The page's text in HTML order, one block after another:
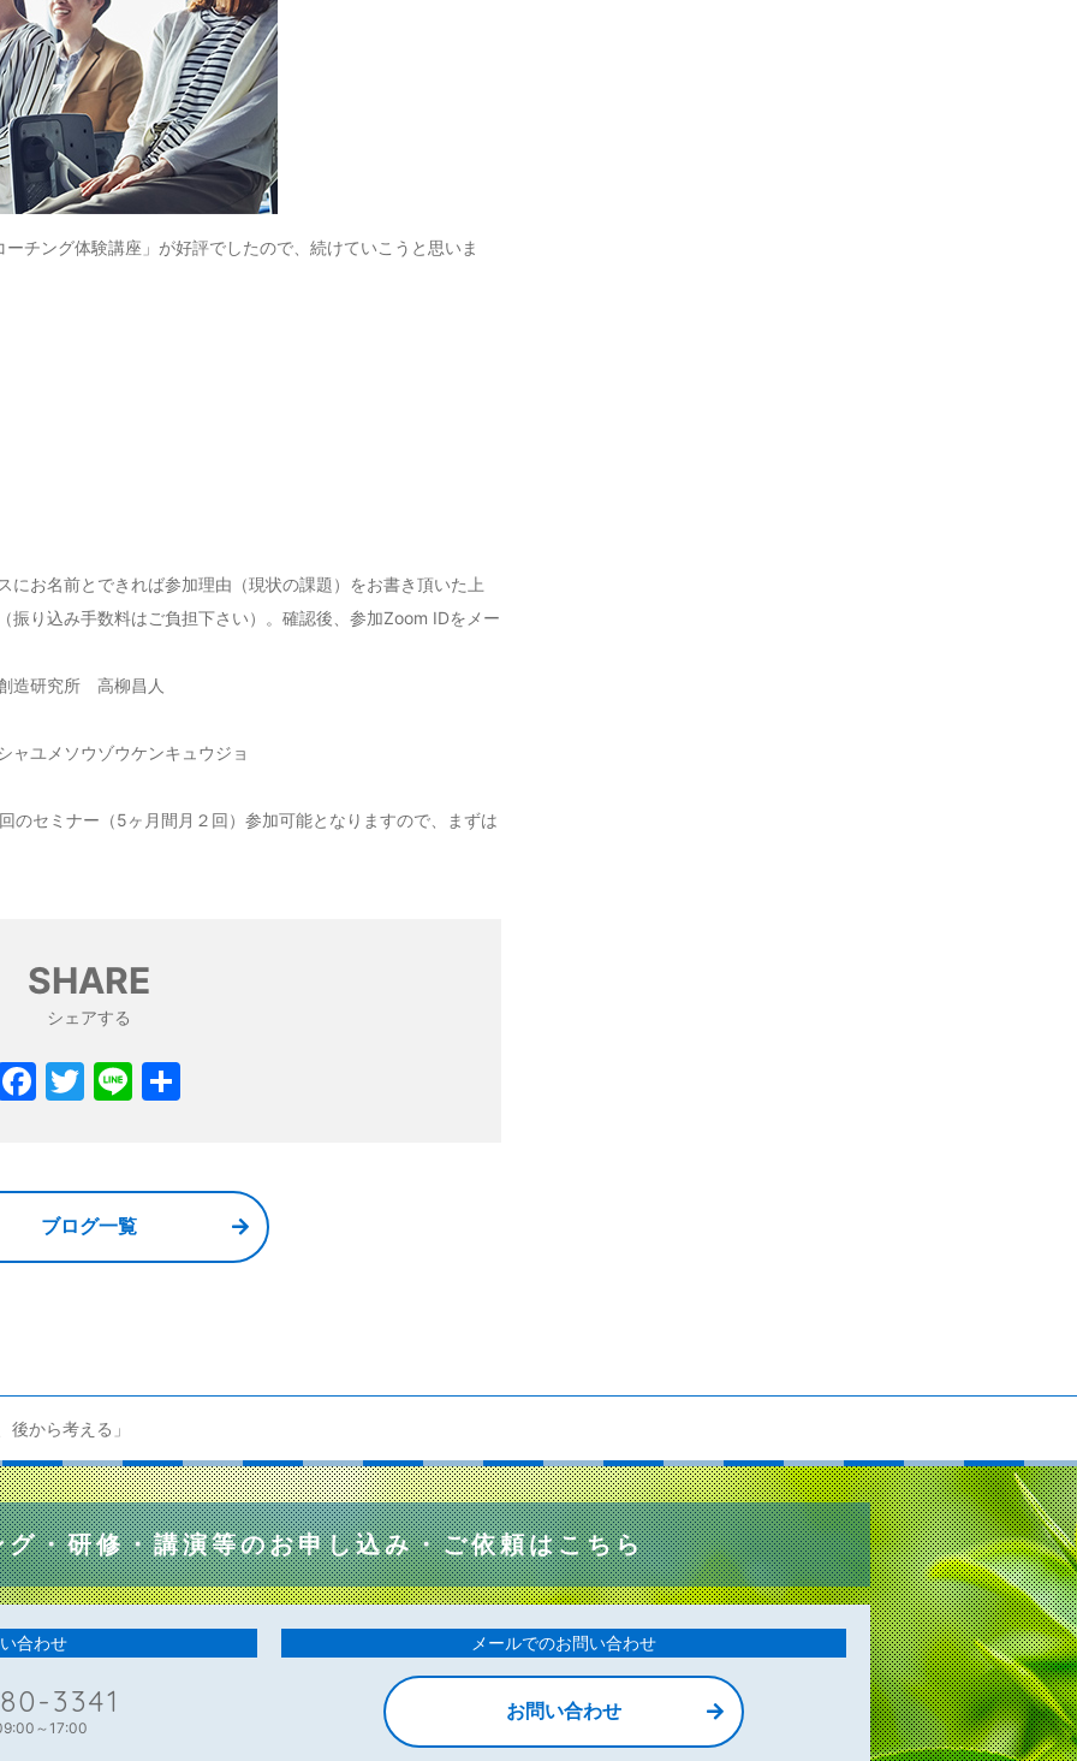
チング体験講座」が好評でしたので、続けていこうと思いま
にお名前とできれば参加理由（現状の課題）をお書き頂いた上
振り込み手数料はご負担下さい）。確認後、参加Zoom IDをメー
造研究所 高柳昌人
ユメソウゾウケンキュウジョ
のセミナー（5ヶ月間月２回）参加可能となりますので、まずは
SHARE
シェアする
F
e
b
o
T
er
Li
ブログ一覧
から考える」
グ・研修・講演等のお申し込み・ご依頼はこちら
合わせ
3341
～17:00
メールでのお問い合わせ
お問い合わせ